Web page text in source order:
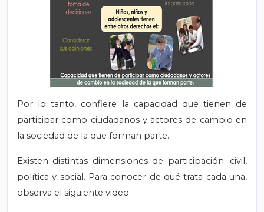
Por lo tanto, confiere la capacidad que tienen de
participar como ciudadanos y actores de cambio en
la sociedad de la que forman parte.
Existen distintas dimensiones de participación; civil,
política y social. Para conocer de qué trata cada una,
observa el siguiente video.